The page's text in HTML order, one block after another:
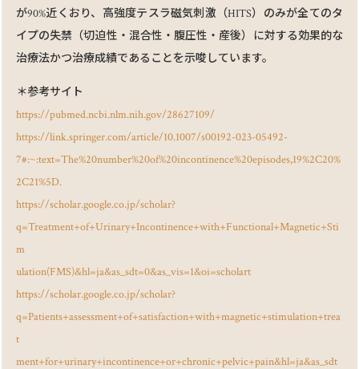
が90%近くおり、⾼強度テスラ磁気刺激（HITS）のみが全てのタ
イプの失禁（切迫性・混合性・腹圧性・産後）に対する効果的な
治療法かつ治療成績であることを⽰唆しています。
＊参考サイト
https://pubmed.ncbi.nlm.nih.gov/28627109/
https://link.springer.com/article/10.1007/s00192-023-05492-
7#:~:text=The%20number%20of%20incontinence%20episodes,19%2C20%
2C21%5D.
https://scholar.google.co.jp/scholar?
q=Treatment+of+Urinary+Incontinence+with+Functional+Magnetic+Sti
m
ulation(FMS)&hl=ja&as_sdt=0&as_vis=1&oi=scholart
https://scholar.google.co.jp/scholar?
q=Patients+assessment+of+satisfaction+with+magnetic+stimulation+trea
t
ment+for+urinary+incontinence+or+chronic+pelvic+pain&hl=ja&as_sdt